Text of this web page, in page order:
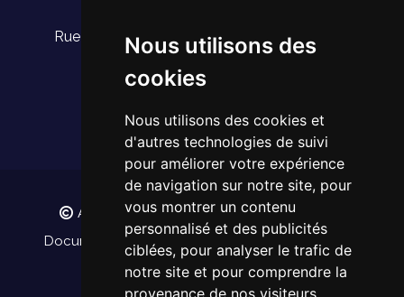
Nous utilisons des
cookies
Nous utilisons des cookies et
d'autres technologies de suivi
pour améliorer votre expérience
de navigation sur notre site, pour
vous montrer un contenu
personnalisé et des publicités
ciblées, pour analyser le trafic de
notre site et pour comprendre la
provenance de nos visiteurs.
Rue du Saphir 27, 1030 Schaerbeek, Belgique
ACCUEIL 3ÈME ÂGE - Tous droits réservés.
Documents légaux
Politique de confidentialité